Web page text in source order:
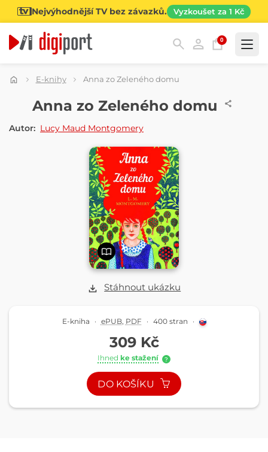
Nejvýhodnější TV bez závazků. Vyzkoušet za 1 Kč
0
Kategorie
E-knihy Anna zo Zeleného domu
Stáhnout ukázku
E-KNIHAAnna zo Zeleného domu
Autor: Lucy Maud Montgomery
E-kniha · ePUB, PDF · 400 stran ·
309 Kč
Ihned ke stažení ?
DO KOŠÍKU